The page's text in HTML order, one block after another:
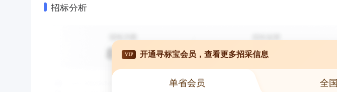
招标分析
VIP 开通寻标宝会员，查看更多招采信息
单省会员 全